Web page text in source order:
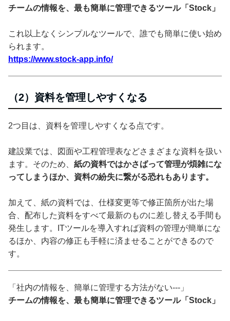
チームの情報を、最も簡単に管理できるツール「Stock」
これ以上なくシンプルなツールで、誰でも簡単に使い始め
られます。
https://www.stock-app.info/
（2）資料を管理しやすくなる
2つ目は、資料を管理しやすくなる点です。
建設業では、図面や工程管理表などさまざまな資料を扱い
ます。そのため、 紙の資料ではかさばって管理が煩雑にな
ってしまうほか、資料の紛失に繋がる恐れもあります。
加えて、紙の資料では、仕様変更等で修正箇所が出た場
合、配布した資料をすべて最新のものに差し替える手間も
発生します。ITツールを導入すれば資料の管理が簡単にな
るほか、内容の修正も手軽に済ませることができるので
す。
「社内の情報を、簡単に管理する方法がない---」
チームの情報を、最も簡単に管理できるツール「Stock」